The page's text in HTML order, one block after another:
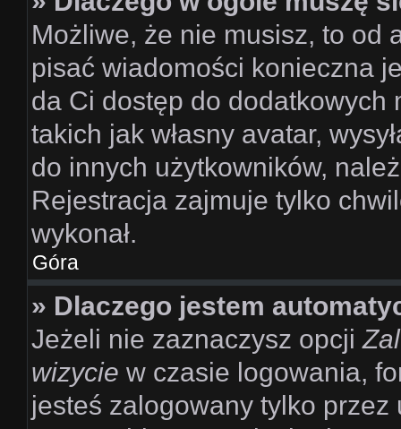
Możliwe, że nie musisz, to od
pisać wiadomości konieczna
da Ci dostęp do
takich jak własny avatar,
do innych użytkowników,
Rejestracja zajmuje tylko
wykonał.
Góra
» Dlaczego jestem
Jeżeli nie zaznaczysz opcji
wizycie w czasie logowania,
jesteś zalogowany tylko